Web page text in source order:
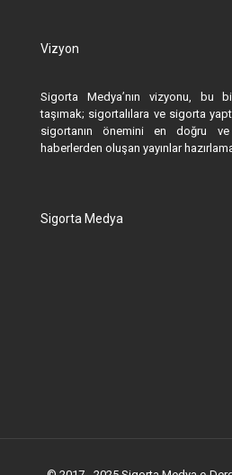
Vizyon
Sigorta Medya’nın vizyonu, bu
taşımak; sigortalılara ve sigorta
sigortanın önemini en doğru
haberlerden oluşan yayınlar
Sigorta Medya